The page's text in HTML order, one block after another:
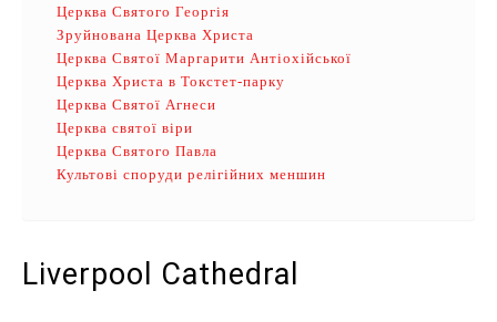
Церква Святого Георгія
Зруйнована Церква Христа
Церква Святої Маргарити Антіохійської
Церква Христа в Токстет-парку
Церква Святої Агнеси
Церква святої віри
Церква Святого Павла
Культові споруди релігійних меншин
Liverpool Cathedral